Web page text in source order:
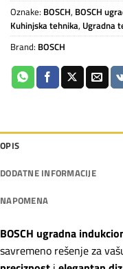
Oznake: BOSCH, BOSCH
Kuhinjska tehnika, Ugradna
Brand: BOSCH
OPIS
DODATNE INFORMACIJE
NAPOMENA
BOSCH ugradna
savremeno rešenje za